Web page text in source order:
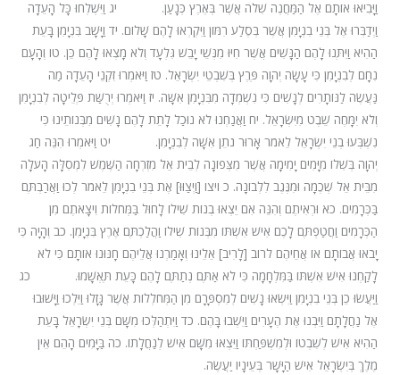
וַיָּבִיאוּ אוֹתָם אֶל הַמַּחֲנֶה שִׁלֹה אֲשֶׁר בְּאֶרֶץ כְּנָעַן. יג וַיִּשְׁלְחוּ כָּל הָעֵדָה
וַיְדַבְּרוּ אֶל בְּנֵי בִנְיָמִן אֲשֶׁר בְּסֶלַע רִמּוֹן וַיִּקְרְאוּ לָהֶם שָׁלוֹם. יד וַיָּשָׁב בִּנְיָמִן בָּעֵת
הַהִיא וַיִּתְּנוּ לָהֶם הַנָּשִׁים אֲשֶׁר חִיּוּ מִנְּשֵׁי יָבֵשׁ גִּלְעָד וְלֹא מָצְאוּ לָהֶם כֵּן. טו וְהָעָם
נִחָם לְבִנְיָמִן כִּי עָשָׂה יְהוָה פֶּרֶץ בְּשִׁבְטֵי יִשְׂרָאֵל. טז וַיֹּאמְרוּ זִקְנֵי הָעֵדָה מַה
נַּעֲשֶׂה לַנּוֹתָרִים לְנָשִׁים כִּי נִשְׁמְדָה מִבִּנְיָמִן אִשָּׁה. יז וַיֹּאמְרוּ יְרֻשַּׁת פְּלֵיטָה לְבִנְיָמִן
וְלֹא יִמָּחֶה שֵׁבֶט מִיִּשְׂרָאֵל. יח וַאֲנַחְנוּ לֹא נוּכַל לָתֵת לָהֶם נָשִׁים מִבְּנוֹתֵינוּ כִּי
נִשְׁבְּעוּ בְנֵי יִשְׂרָאֵל לֵאמֹר אָרוּר נֹתֵן אִשָּׁה לְבִנְיָמִן. יט וַיֹּאמְרוּ הִנֵּה חַג
יְהוָה בְּשִׁלוֹ מִיָּמִים יָמִימָה אֲשֶׁר מִצְּפוֹנָה לְבֵית אֵל מִזְרְחָה הַשֶּׁמֶשׁ לִמְסִלָּה הָעֹלָה
מִבֵּית אֵל שְׁכֶמָה וּמִנֶּגֶב לִלְבוֹנָה. כ ויצו [וַיְצַוּוּ] אֶת בְּנֵי בִנְיָמִן לֵאמֹר לְכוּ וַאֲרַבְתֶּם
בַּכְּרָמִים. כא וּרְאִיתֶם וְהִנֵּה אִם יֵצְאוּ בְנוֹת שִׁילוֹ לָחוּל בַּמְּחֹלוֹת וִיצָאתֶם מִן
הַכְּרָמִים וַחֲטַפְתֶּם לָכֶם אִישׁ אִשְׁתּוֹ מִבְּנוֹת שִׁילוֹ וַהֲלַכְתֶּם אֶרֶץ בִּנְיָמִן. כב וְהָיָה כִּי
יָבֹאוּ אֲבוֹתָם אוֹ אֲחֵיהֶם לרוב [לָרִיב] אֵלֵינוּ וְאָמַרְנוּ אֲלֵיהֶם חָנּוּנוּ אוֹתָם כִּי לֹא
לָקַחְנוּ אִישׁ אִשְׁתּוֹ בַּמִּלְחָמָה כִּי לֹא אַתֶּם נְתַתֶּם לָהֶם כָּעֵת תֶּאְשָׁמוּ. כג
וַיַּעֲשׂוּ כֵן בְּנֵי בִנְיָמִן וַיִּשְׂאוּ נָשִׁים לְמִסְפָּרָם מִן הַמְּחֹלְלוֹת אֲשֶׁר גָּזָלוּ וַיֵּלְכוּ וַיָּשׁוּבוּ
אֶל נַחֲלָתָם וַיִּבְנוּ אֶת הֶעָרִים וַיֵּשְׁבוּ בָּהֶם. כד וַיִּתְהַלְּכוּ מִשָּׁם בְּנֵי יִשְׂרָאֵל בָּעֵת
הַהִיא אִישׁ לְשִׁבְטוֹ וּלְמִשְׁפַּחְתּוֹ וַיֵּצְאוּ מִשָּׁם אִישׁ לְנַחֲלָתוֹ. כה בַּיָּמִים הָהֵם אֵין
מֶלֶךְ בְּיִשְׂרָאֵל אִישׁ הַיָּשָׁר בְּעֵינָיו יַעֲשֶׂה.